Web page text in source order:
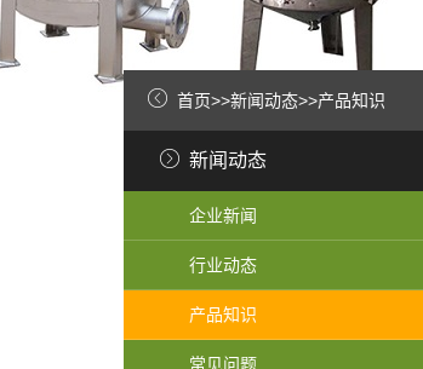
首页>>新闻动态>>产品知识
新闻动态
企业新闻
行业动态
产品知识
常见问题